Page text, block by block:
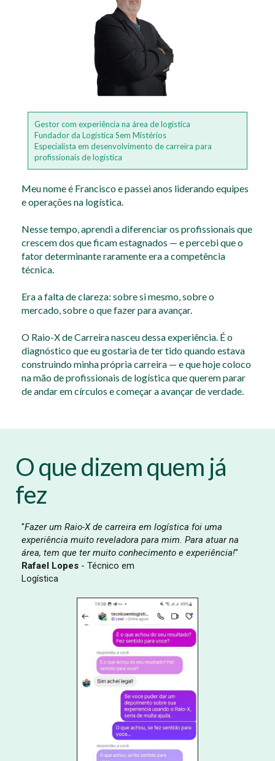
Gestor com experiência na área de logística
Fundador da Logística Sem Mistérios
Especialista em desenvolvimento de carreira para
profissionais de logística
Meu nome é Francisco e passei anos liderando equipes
e operações na logística.
Nesse tempo, aprendi a diferenciar os profissionais que
crescem dos que ficam estagnados — e percebi que o
fator determinante raramente era a competência
técnica.
Era a falta de clareza: sobre si mesmo, sobre o
mercado, sobre o que fazer para avançar.
O Raio-X de Carreira nasceu dessa experiência. É o
diagnóstico que eu gostaria de ter tido quando estava
construindo minha própria carreira — e que hoje coloco
na mão de profissionais de logística que querem parar
de andar em círculos e começar a avançar de verdade.
O que dizem quem já
fez
"Fazer um Raio-X de carreira em logística foi uma
experiência muito reveladora para mim. Para atuar na
área, tem que ter muito conhecimento e experiência!"
Rafael Lopes - Técnico em
Logística